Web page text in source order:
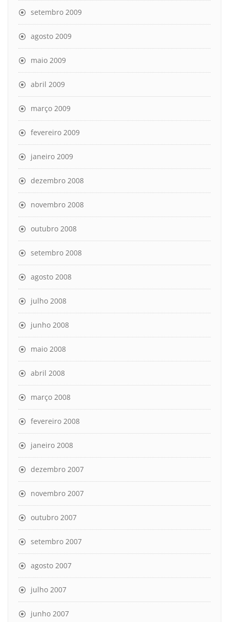
setembro 2009
agosto 2009
maio 2009
abril 2009
março 2009
fevereiro 2009
janeiro 2009
dezembro 2008
novembro 2008
outubro 2008
setembro 2008
agosto 2008
julho 2008
junho 2008
maio 2008
abril 2008
março 2008
fevereiro 2008
janeiro 2008
dezembro 2007
novembro 2007
outubro 2007
setembro 2007
agosto 2007
julho 2007
junho 2007